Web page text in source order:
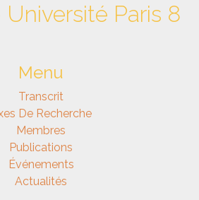
Paris 8
Menu
Transcrit
De Recherche
Membres
Publications
Événements
Actualités